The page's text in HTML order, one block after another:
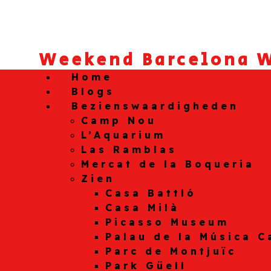
Weekend Barcelona
Home
Blogs
Bezienswaardigheden
Camp Nou
L’Aquarium
Las Ramblas
Mercat de la Boqueria
Zien
Casa Battló
Casa Milà
Picasso Museum
Palau de la Música
Parc de Montjuïc
Park Güell